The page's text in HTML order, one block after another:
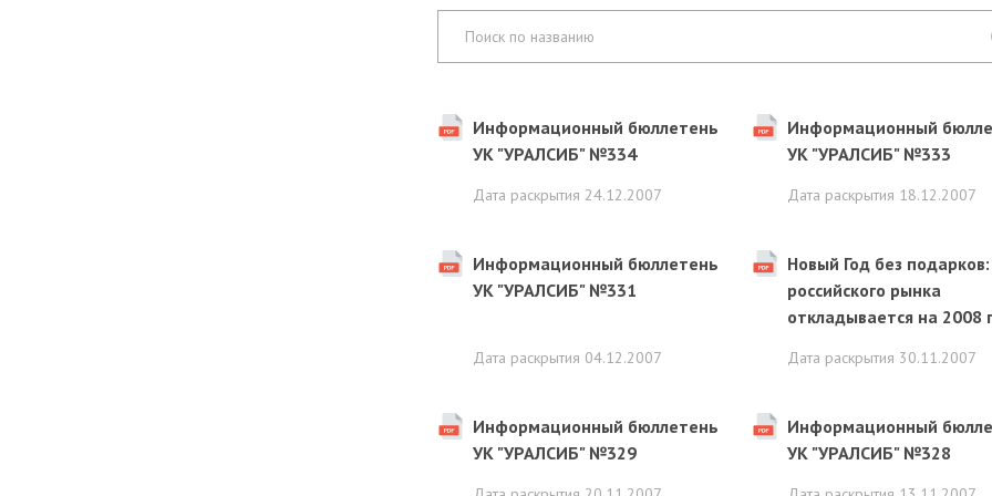
Информационный бюллетень
УК "УРАЛСИБ" №334
Дата раскрытия 24.12.2007
Информационный
УК "УРАЛСИБ" №333
Дата раскрытия 18.12.2007
Информационный бюллетень
УК "УРАЛСИБ" №331
Дата раскрытия 04.12.2007
Новый Год без
российского рынка
откладывается на 2008
Дата раскрытия 30.11.2007
Информационный бюллетень
УК "УРАЛСИБ" №329
Информационный
УК "УРАЛСИБ" №328